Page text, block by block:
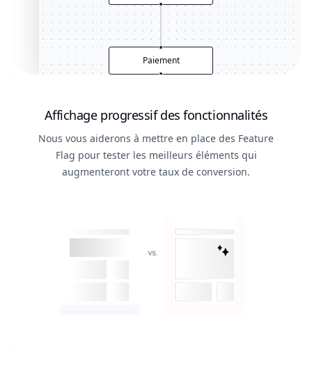
Paiement
Affichage progressif des fonctionnalités
Nous vous aiderons à mettre en place des Feature
Flag pour tester les meilleurs éléments qui
augmenteront votre taux de conversion.